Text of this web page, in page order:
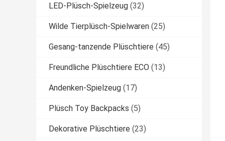
LED-Plüsch-Spielzeug (32)
Wilde Tierplüsch-Spielwaren (25)
Gesang-tanzende Plüschtiere (45)
Freundliche Plüschtiere ECO (13)
Andenken-Spielzeug (17)
Plüsch Toy Backpacks (5)
Dekorative Plüschtiere (23)